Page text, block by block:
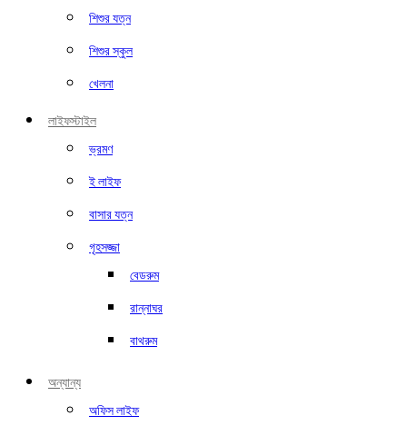
শিশুর যত্ন
শিশুর স্কুল
খেলনা
লাইফস্টাইল
ভ্রমণ
ই লাইফ
বাসার যত্ন
গৃহসজ্জা
বেডরুম
রান্নাঘর
বাথরুম
অন্যান্য
অফিস লাইফ